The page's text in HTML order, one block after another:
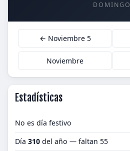
DOMINGO
← Noviembre 5
Noviembre
Estadísticas
No es día festivo
Día 310 del año — faltan 55